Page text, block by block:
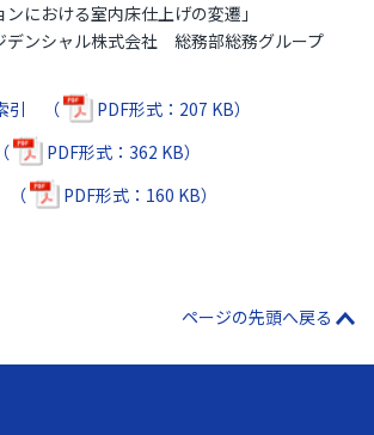
おける室内床仕上げの変遷」
ンシャル株式会社 総務部総務グループ
引 （
PDF形式：207 KB）
PDF形式：362 KB）
（
PDF形式：160 KB）
ページの先頭へ戻る